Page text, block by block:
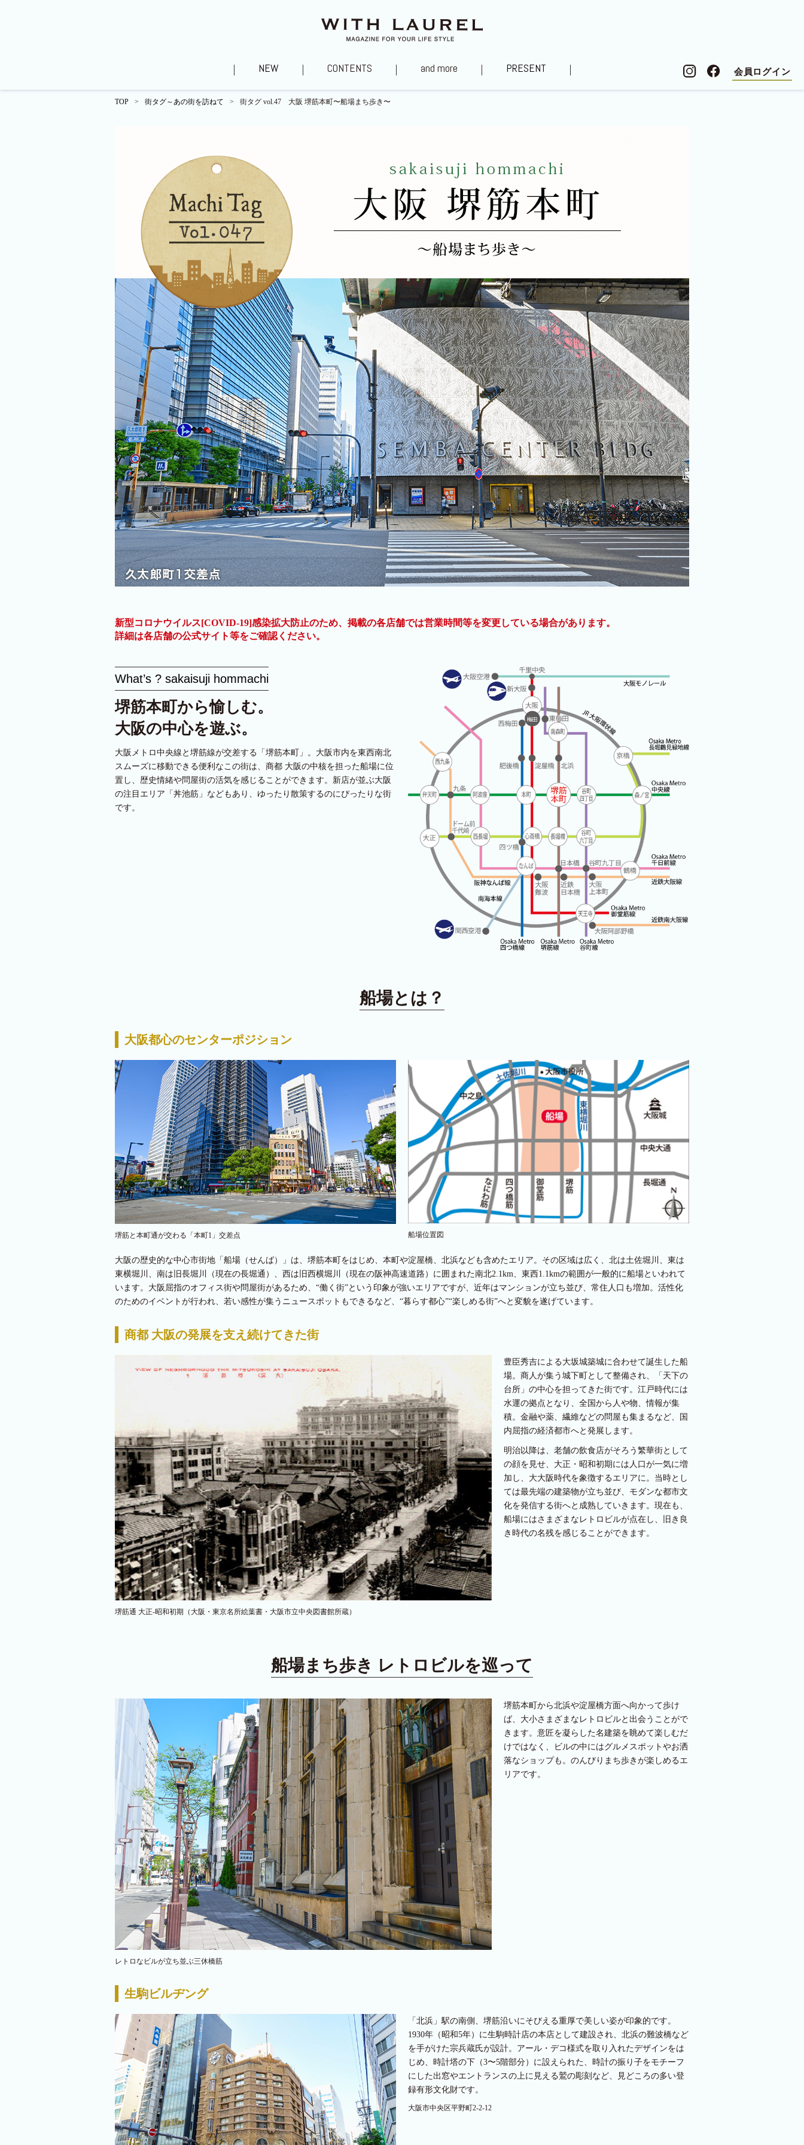
NEW CONTENTS
YouTubeチャンネル あべのべあ愛社日記
and more PRESENT 会員ログイン
TOP > 街タグ～あの街を訪ねて > 街タグ vol.47 大阪 堺筋本町〜船場まち歩き〜
新型コロナウイルス[COVID-19]感染拡大防止のため、掲載の各店舗では営業時間等を変更している場合があります。
詳細は各店舗の公式サイト等をご確認ください。
What’s ? sakaisuji hommachi
堺筋本町から愉しむ。
大阪の中心を遊ぶ。
大阪メトロ中央線と堺筋線が交差する「堺筋本町」。大阪市内を東西南北
スムーズに移動できる便利なこの街は、商都 大阪の中核を担った船場に位
置し、歴史情緒や問屋街の活気を感じることができます。新店が並ぶ大阪
の注目エリア「丼池筋」などもあり、ゆったり散策するのにぴったりな街
です。
船場とは？
大阪都心のセンターポジション
堺筋と本町通が交わる「本町1」交差点 船場位置図
大阪の歴史的な中心市街地「船場（せんば）」は、堺筋本町をはじめ、本町や淀屋橋、北浜なども含めたエリア。その区域は広く、北は土佐堀川、東は
東横堀川、南は旧長堀川（現在の長堀通）、西は旧西横堀川（現在の阪神高速道路）に囲まれた南北2.1km、東西1.1kmの範囲が一般的に船場といわれて
います。大阪屈指のオフィス街や問屋街があるため、“働く街”という印象が強いエリアですが、近年はマンションが立ち並び、常住人口も増加。活性化
のためのイベントが行われ、若い感性が集うニュースポットもできるなど、“暮らす都心”“楽しめる街”へと変貌を遂げています。
商都 大阪の発展を支え続けてきた街
堺筋通 大正-昭和初期（大阪・東京名所絵葉書・大阪市立中央図書館所蔵）
豊臣秀吉による大坂城築城に合わせて誕生した船
場。商人が集う城下町として整備され、「天下の
台所」の中心を担ってきた街です。江戸時代には
水運の拠点となり、全国から人や物、情報が集
積。金融や薬、繊維などの問屋も集まるなど、国
内屈指の経済都市へと発展します。
明治以降は、老舗の飲食店がそろう繁華街として
の顔を見せ、大正・昭和初期には人口が一気に増
加し、大大阪時代を象徴するエリアに。当時とし
ては最先端の建築物が立ち並び、モダンな都市文
化を発信する街へと成熟していきます。現在も、
船場にはさまざまなレトロビルが点在し、旧き良
き時代の名残を感じることができます。
船場まち歩き レトロビルを巡って
レトロなビルが立ち並ぶ三休橋筋
堺筋本町から北浜や淀屋橋方面へ向かって歩け
ば、大小さまざまなレトロビルと出会うことがで
きます。意匠を凝らした名建築を眺めて楽しむだ
けではなく、ビルの中にはグルメスポットやお洒
落なショップも。のんびりまち歩きが楽しめるエ
リアです。
生駒ビルヂング
「北浜」駅の南側、堺筋沿いにそびえる重厚で美しい姿が印象的です。
1930年（昭和5年）に生駒時計店の本店として建設され、北浜の難波橋など
を手がけた宗兵蔵氏が設計。アール・デコ様式を取り入れたデザインをは
じめ、時計塔の下（3〜5階部分）に設えられた、時計の振り子をモチーフ
にした出窓やエントランスの上に見える鷲の彫刻など、見どころの多い登
録有形文化財です。
大阪市中央区平野町2-2-12